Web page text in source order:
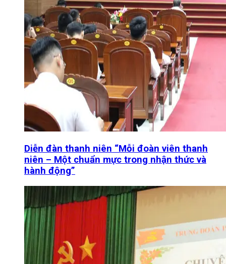
Diễn đàn thanh niên “Mỗi đoàn viên thanh
niên – Một chuẩn mực trong nhận thức và
hành động”